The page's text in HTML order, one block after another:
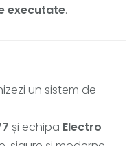
executate.
un sistem de
și echipa Electro